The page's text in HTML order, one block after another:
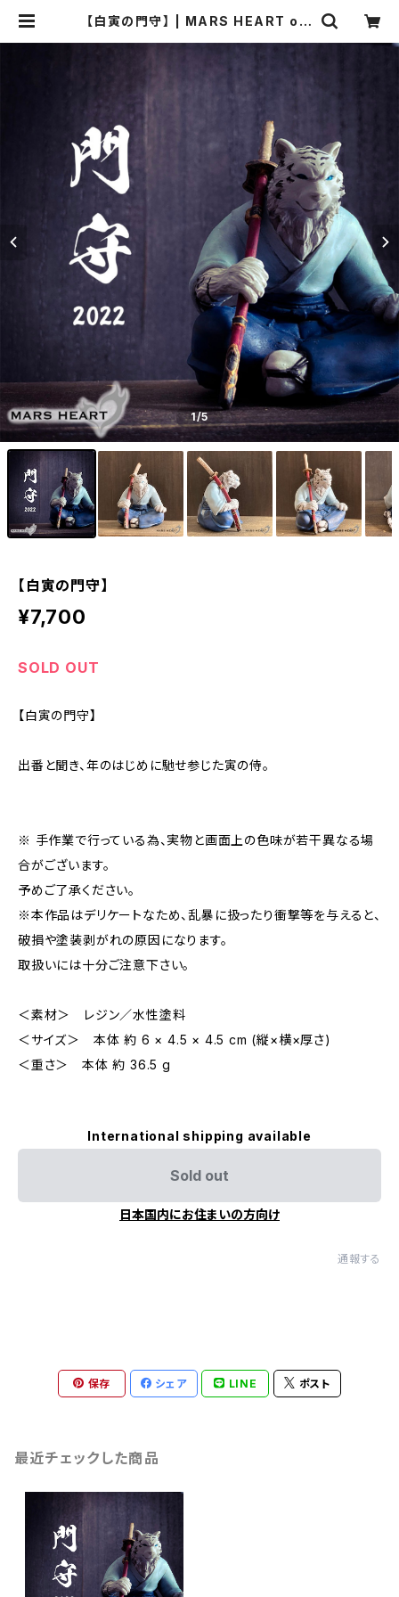
【白寅の門守】 | MARS HEART onl
1/5
【白寅の門守】
¥7,700
SOLD OUT
【白寅の門守】
出番と聞き、年のはじめに馳せ参じた寅の侍。
※ 手作業で行っている為、実物と画面上の色味が若干異なる場
合がございます。
予めご了承ください。
※本作品はデリケートなため、乱暴に扱ったり衝撃等を与えると、
破損や塗装剥がれの原因になります。
取扱いには十分ご注意下さい。
＜素材＞ レジン／水性塗料
＜サイズ＞ 本体 約 6 × 4.5 × 4.5 cm (縦×横×厚さ)
＜重さ＞ 本体 約 36.5 g
International shipping available
Sold out
日本国内にお住まいの方向け
通報する
保存 シェア LINE ポスト
最近チェックした商品